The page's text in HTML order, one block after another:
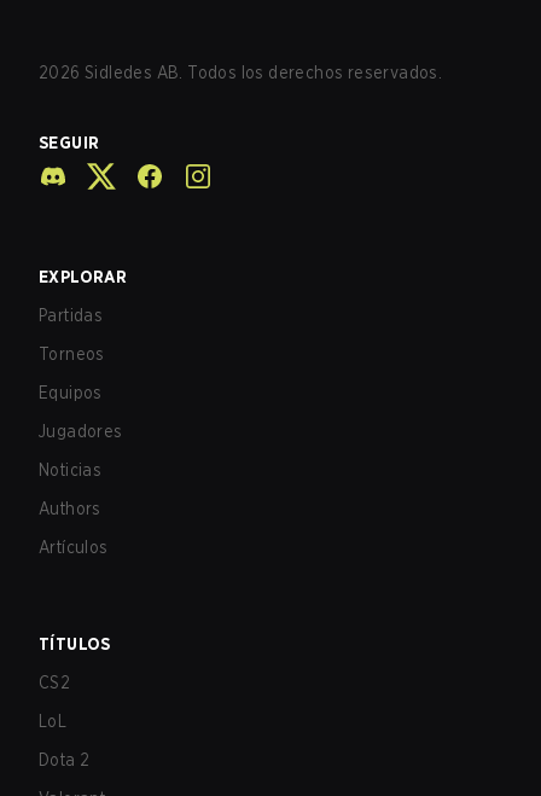
2026 Sidledes AB. Todos los derechos reservados.
SEGUIR
EXPLORAR
Partidas
Torneos
Equipos
Jugadores
Noticias
Authors
Artículos
TÍTULOS
CS2
LoL
Dota 2